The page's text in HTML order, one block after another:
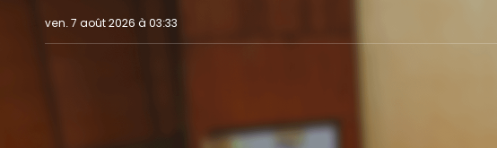
ven. 7 août 2026 à 03:33